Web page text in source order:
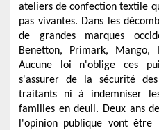
ateliers de confection textile
pas vivantes. Dans les
de grandes marques
Benetton, Primark, Mango,
Aucune loi n'oblige ces
s'assurer de la sécurité
traitants ni à indemniser
familles en deuil. Deux ans
l'opinion publique vont être